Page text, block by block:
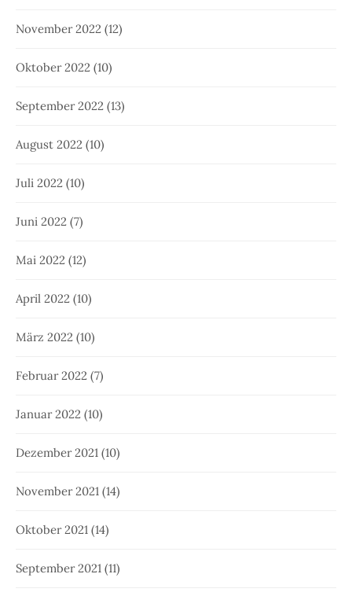
November 2022 (12)
Oktober 2022 (10)
September 2022 (13)
August 2022 (10)
Juli 2022 (10)
Juni 2022 (7)
Mai 2022 (12)
April 2022 (10)
März 2022 (10)
Februar 2022 (7)
Januar 2022 (10)
Dezember 2021 (10)
November 2021 (14)
Oktober 2021 (14)
September 2021 (11)